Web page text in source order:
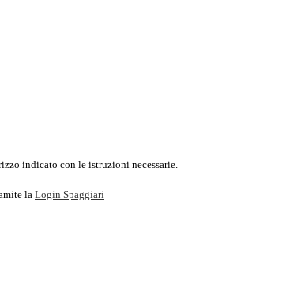
indicato con le istruzioni necessarie.
la Login Spaggiari